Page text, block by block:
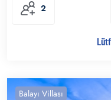
2
Balayı Villası